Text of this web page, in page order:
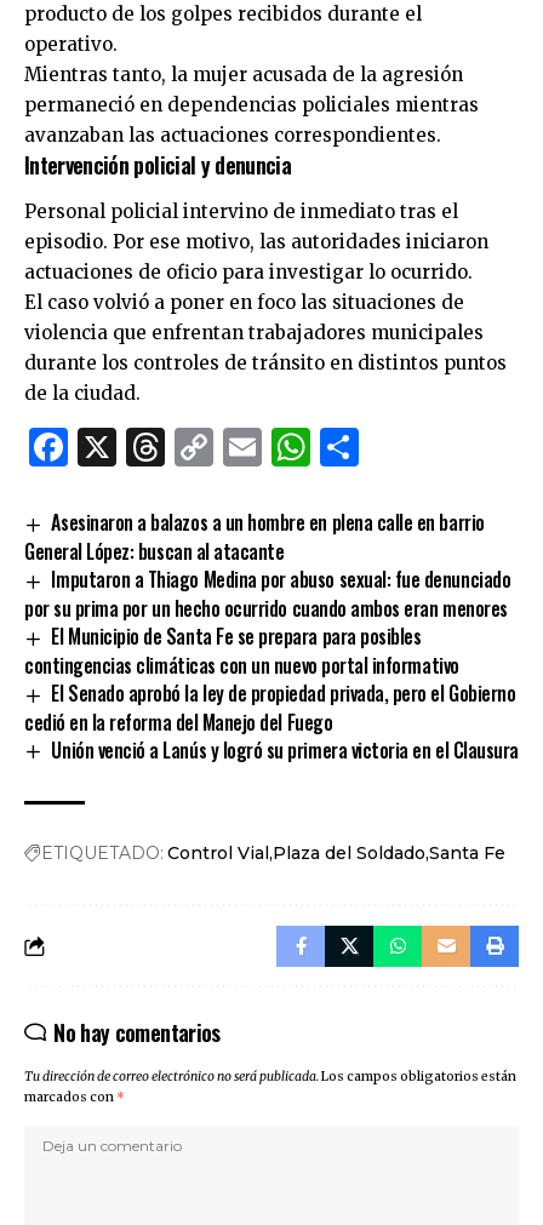
producto de los golpes recibidos durante el
operativo.
Mientras tanto, la mujer acusada de la agresión
permaneció en dependencias policiales mientras
avanzaban las actuaciones correspondientes.
Intervención policial y denuncia
Personal policial intervino de inmediato tras el
episodio. Por ese motivo, las autoridades iniciaron
actuaciones de oficio para investigar lo ocurrido.
El caso volvió a poner en foco las situaciones de
violencia que enfrentan trabajadores municipales
durante los controles de tránsito en distintos puntos
de la ciudad.
Facebook
X Threads
CopyEmailWhatsApp
Asesinaron a balazos a un hombre en plena calle en barrio
General López: buscan al atacante
Imputaron a Thiago Medina por abuso sexual: fue denunciado
por su prima por un hecho ocurrido cuando ambos eran menores
El Municipio de Santa Fe se prepara para posibles
contingencias climáticas con un nuevo portal informativo
El Senado aprobó la ley de propiedad privada, pero el Gobierno
cedió en la reforma del Manejo del Fuego
Unión venció a Lanús y logró su primera victoria en el Clausura
ETIQUETADO: Control Vial Plaza del Soldado Santa Fe
No hay comentarios
Tu dirección de correo electrónico no será publicada.Los campos obligatorios están
marcados con *